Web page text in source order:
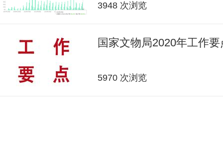
3948 次浏览
国家文物局2020年工作要
5970 次浏览